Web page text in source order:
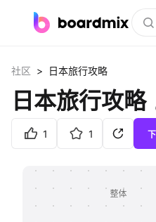
社区资源
企业服务
社区 > 日本旅行攻略
日本旅行攻略
1 1